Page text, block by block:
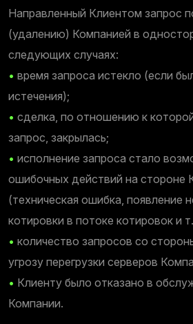
Направленный Клиентом запрос
(удалению) Компанией в
следующих случаях:
• время запроса истекло (если
истечения);
• сделка, по отношению к
запрос, закрылась;
• исполнение запроса стало
ошибочных действий на стороне
(техническая ошибка, появление
котировки в потоке котировок и
• количество запросов со
угрозу перегрузки серверов
• Клиенту было отказано в
Компании.